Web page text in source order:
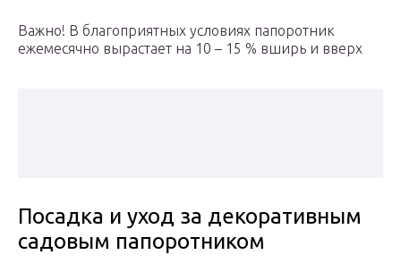
Важно! В благоприятных условиях папоротник
ежемесячно вырастает на 10 – 15 % вширь и вверх
Посадка и уход за декоративным
садовым папоротником